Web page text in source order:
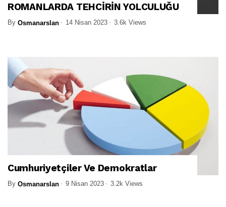
ROMANLARDA TEHCİRİN YOLCULUĞU
By Osmanarslan 14 Nisan 2023 3.6k Views
Cumhuriyetçiler Ve Demokratlar
By Osmanarslan 9 Nisan 2023 3.2k Views